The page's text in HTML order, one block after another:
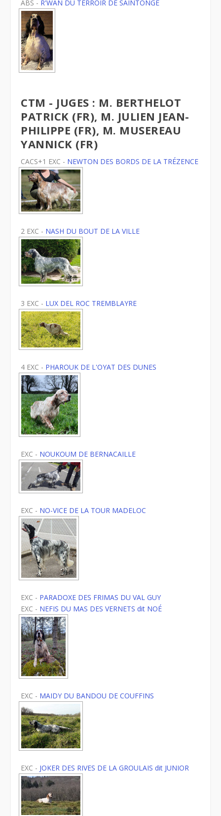
ABS - R'WAN DU TERROIR DE SAINTONGE
CTM - JUGES : M. BERTHELOT
PATRICK (FR), M. JULIEN JEAN-
PHILIPPE (FR), M. MUSEREAU
YANNICK (FR)
CACS+1 EXC - NEWTON DES BORDS DE LA TRÉZENCE
2 EXC - NASH DU BOUT DE LA VILLE
3 EXC - LUX DEL ROC TREMBLAYRE
4 EXC - PHAROUK DE L'OYAT DES DUNES
EXC - NOUKOUM DE BERNACAILLE
EXC - NO-VICE DE LA TOUR MADELOC
EXC - PARADOXE DES FRIMAS DU VAL GUY
EXC - NEFIS DU MAS DES VERNETS dit NOÉ
EXC - MAIDY DU BANDOU DE COUFFINS
EXC - JOKER DES RIVES DE LA GROULAIS dit JUNIOR